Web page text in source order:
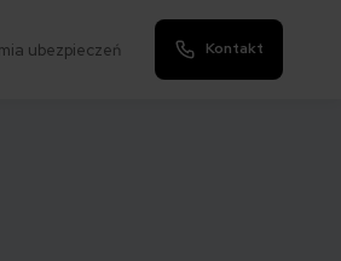
ubezpieczeń Kontakt